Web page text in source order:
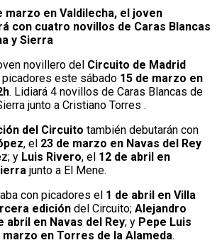
marzo en Valdilecha, el joven
con cuatro novillos de Caras Blancas
y Sierra
novillero del Circuito de Madrid
picadores este sábado 15 de marzo en
. Lidiará 4 novillos de Caras Blancas de
junto a Cristiano Torres .
del Circuito también debutarán con
, el 23 de marzo en Navas del Rey
y Luis Rivero, el 12 de abril en
junto a El Mene.
con picadores el 1 de abril en Villa
edición del Circuito; Alejandro
abril en Navas del Rey; y Pepe Luis
marzo en Torres de la Alameda.